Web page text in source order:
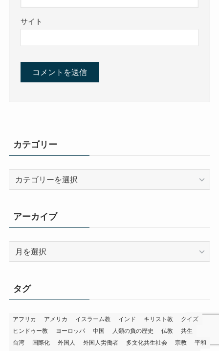
サイト
カテゴリー
リ
ー
アーカイブ
ブ
タグ
アフリカ アメリカ イスラーム教 インド キリスト教
クイズ
ヒンドゥー教
ヨーロッパ 中国 人類の負の歴史 仏教
共生
台湾
国際化 外国人 外国人労働者 多文化共生社会 宗教 平和